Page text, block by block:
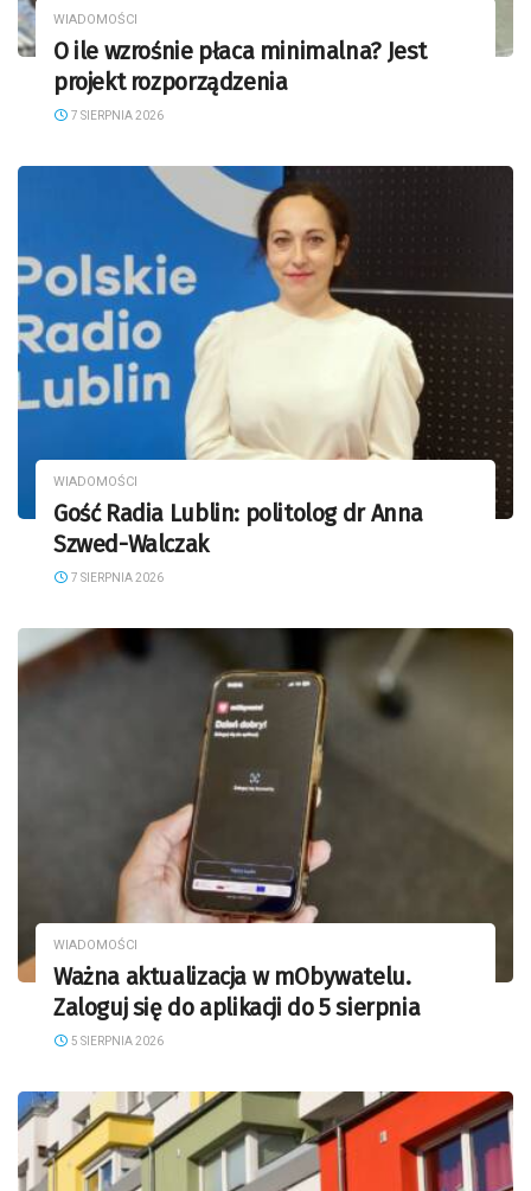
WIADOMOŚCI
O ile wzrośnie płaca minimalna? Jest
projekt rozporządzenia
7 SIERPNIA 2026
WIADOMOŚCI
Gość Radia Lublin: politolog dr Anna
Szwed-Walczak
7 SIERPNIA 2026
WIADOMOŚCI
Ważna aktualizacja w mObywatelu.
Zaloguj się do aplikacji do 5 sierpnia
5 SIERPNIA 2026